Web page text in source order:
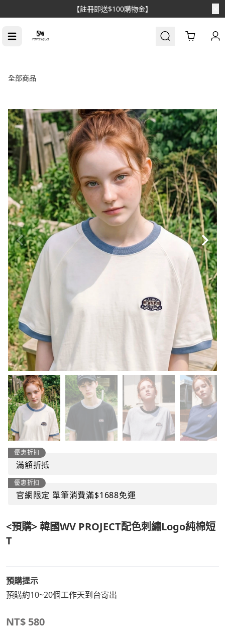
Cart
全部商品
優惠折扣
滿額折抵
優惠折扣
官網限定 單筆消費滿$1688免運
<預購> 韓國WV PROJECT配色刺繡Logo純棉短
T
預購提示
預購約10~20個工作天到台寄出
NT$ 580